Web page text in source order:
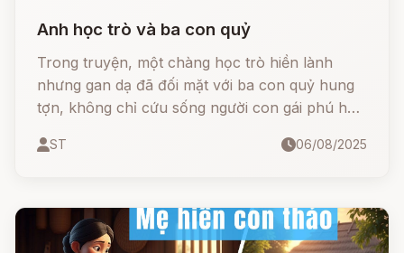
Anh học trò và ba con quỷ
Trong truyện, một chàng học trò hiền lành
nhưng gan dạ đã đối mặt với ba con quỷ hung
tợn, không chỉ cứu sống người con gái phú hộ
diệu.
ST 06/08/2025